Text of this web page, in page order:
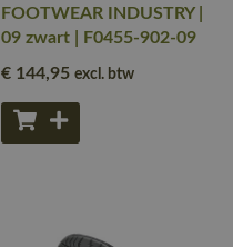
FOOTWEAR INDUSTRY |
09 zwart | F0455-902-09
€ 144,95 excl. btw